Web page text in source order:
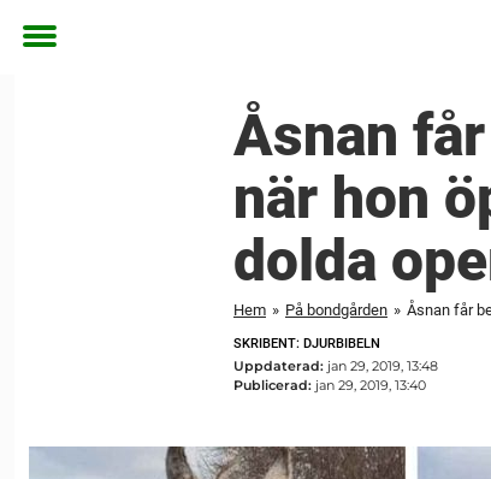
Toggle
Åsnan
när hon
dolda
Hem » På bondgården » Åsnan får
SKRIBENT: DJURBIBELN
Uppdaterad: jan 29, 2019, 13:48
Publicerad: jan 29, 2019, 13:40